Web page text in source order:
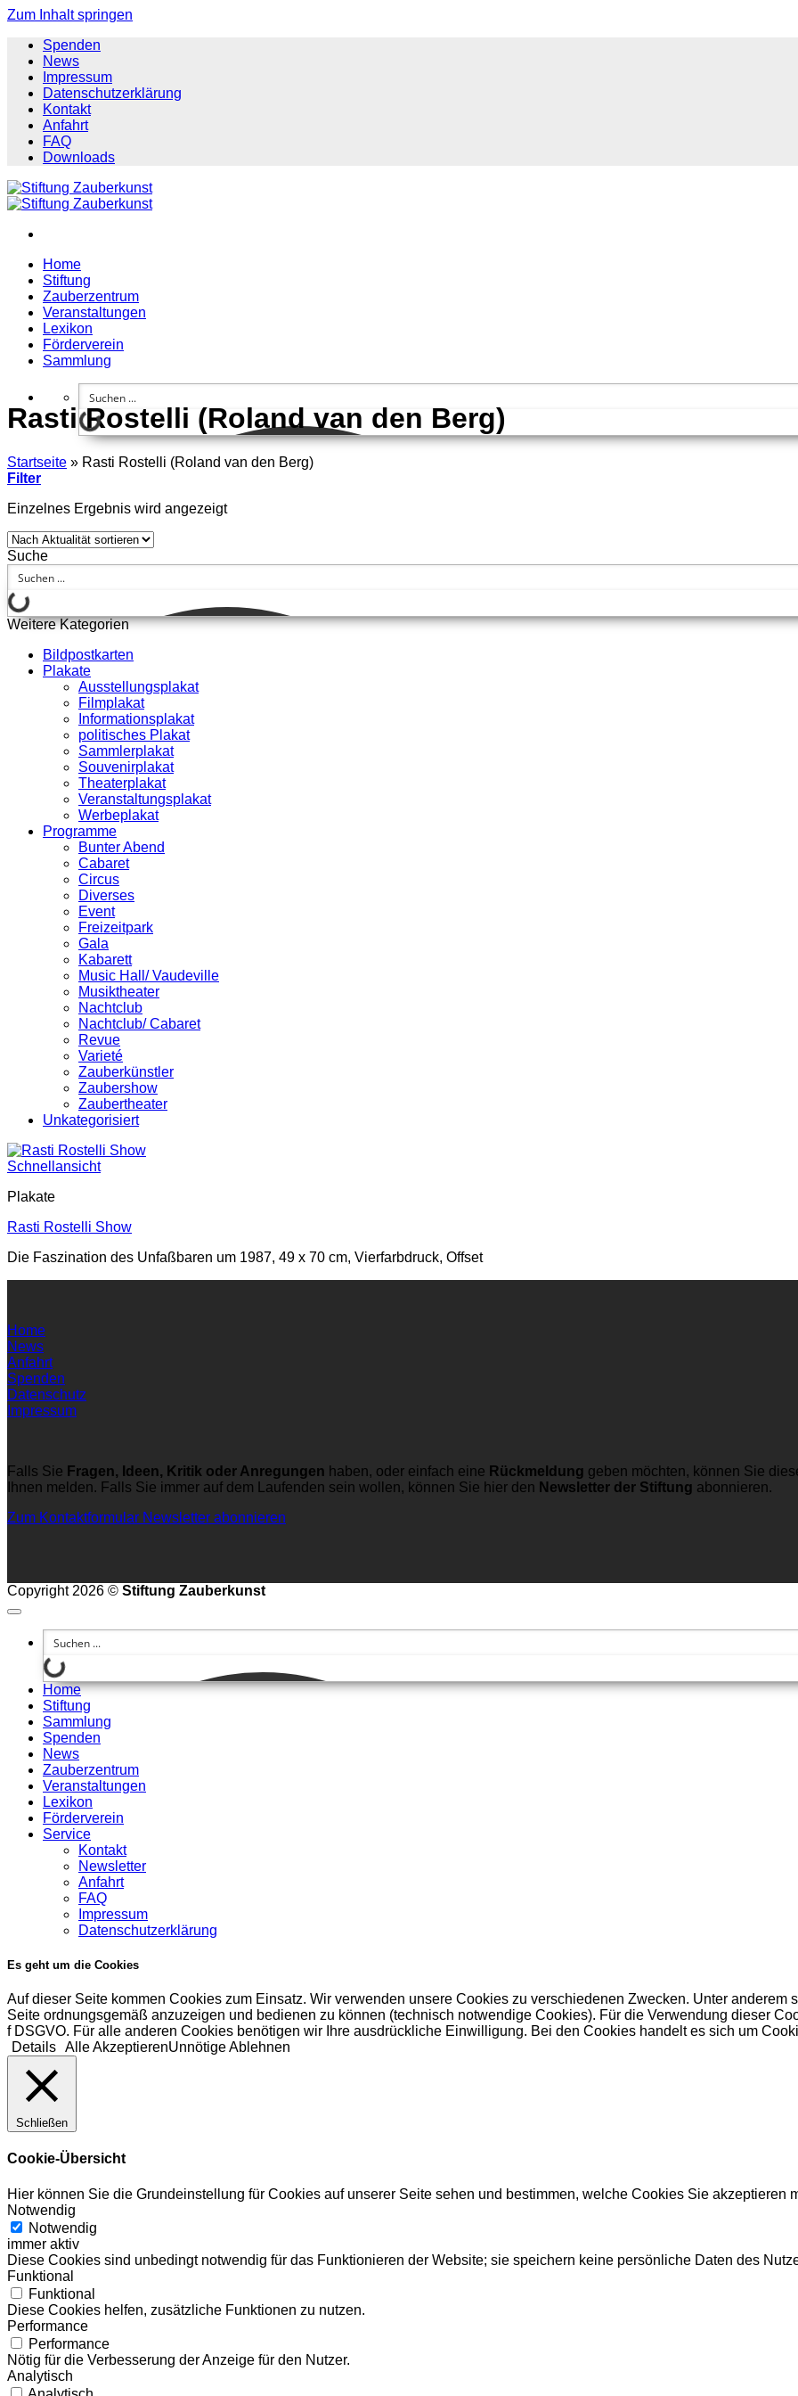
Zum Inhalt springen
Spenden
News
Impressum
Datenschutzerklärung
Kontakt
Anfahrt
FAQ
Downloads
Home
Stiftung
Zauberzentrum
Veranstaltungen
Lexikon
Förderverein
Sammlung
Rasti Rostelli (Roland van den Berg)
Startseite » Rasti Rostelli (Roland van den Berg)
Filter
Einzelnes Ergebnis wird angezeigt
Suche
Weitere Kategorien
Bildpostkarten
Plakate
Ausstellungsplakat
Filmplakat
Informationsplakat
politisches Plakat
Sammlerplakat
Souvenirplakat
Theaterplakat
Veranstaltungsplakat
Werbeplakat
Programme
Bunter Abend
Cabaret
Circus
Diverses
Event
Freizeitpark
Gala
Kabarett
Music Hall/ Vaudeville
Musiktheater
Nachtclub
Nachtclub/ Cabaret
Revue
Varieté
Zauberkünstler
Zaubershow
Zaubertheater
Unkategorisiert
Schnellansicht
Plakate
Rasti Rostelli Show
Die Faszination des Unfaßbaren um 1987, 49 x 70 cm, Vierfarbdruck, Offset
Home
News
Anfahrt
Spenden
Datenschutz
Impressum
Falls Sie Fragen, Ideen, Kritik oder Anregungen haben, oder einfach eine Rückmeldung geben möchten, können Sie
Ihnen melden. Falls Sie immer auf dem Laufenden sein wollen, können Sie hier den Newsletter der Stiftung abonnieren.
Zum Kontaktformular Newsletter abonnieren
Copyright 2026 © Stiftung Zauberkunst
Home
Stiftung
Sammlung
Spenden
News
Zauberzentrum
Veranstaltungen
Lexikon
Förderverein
Service
Kontakt
Newsletter
Anfahrt
FAQ
Impressum
Datenschutzerklärung
Es geht um die Cookies
Auf dieser Seite kommen Cookies zum Einsatz. Wir verwenden unsere Cookies zu verschiedenen Zwecken. Unter
Seite ordnungsgemäß anzuzeigen und bedienen zu können (technisch notwendige Cookies). Für die Verwendung dieser
f DSGVO. Für alle anderen Cookies benötigen wir Ihre ausdrückliche Einwilligung. Bei den Cookies handelt es sich um
Details Alle AkzeptierenUnnötige Ablehnen
Schließen
Cookie-Übersicht
Hier können Sie die Grundeinstellung für Cookies auf unserer Seite sehen und bestimmen, welche Cookies Sie akzeptieren
Notwendig
Notwendig
immer aktiv
Diese Cookies sind unbedingt notwendig für das Funktionieren der Website; sie speichern keine persönliche Daten des
Funktional
Funktional
Diese Cookies helfen, zusätzliche Funktionen zu nutzen.
Performance
Performance
Nötig für die Verbesserung der Anzeige für den Nutzer.
Analytisch